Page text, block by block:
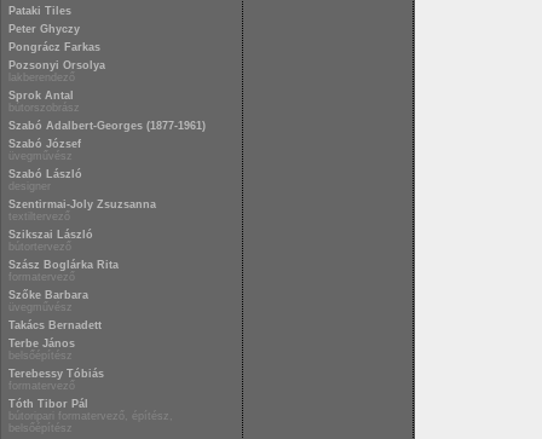
Pataki Tiles
Peter Ghyczy
Pongrácz Farkas
Pozsonyi Orsolya
lakberendező
Sprok Antal
bútorszobrász
Szabó Adalbert-Georges (1877-1961)
Szabó József
üvegművész
Szabó László
designer
Szentirmai-Joly Zsuzsanna
textiltervező
Szikszai László
bútortervező
Szász Boglárka Rita
formatervező
Szőke Barbara
üvegművész
Takács Bernadett
Terbe János
belsőépítész
Terebessy Tóbiás
formatervező
Tóth Tibor Pál
bútoripari formatervező, építész,
belsőépítész